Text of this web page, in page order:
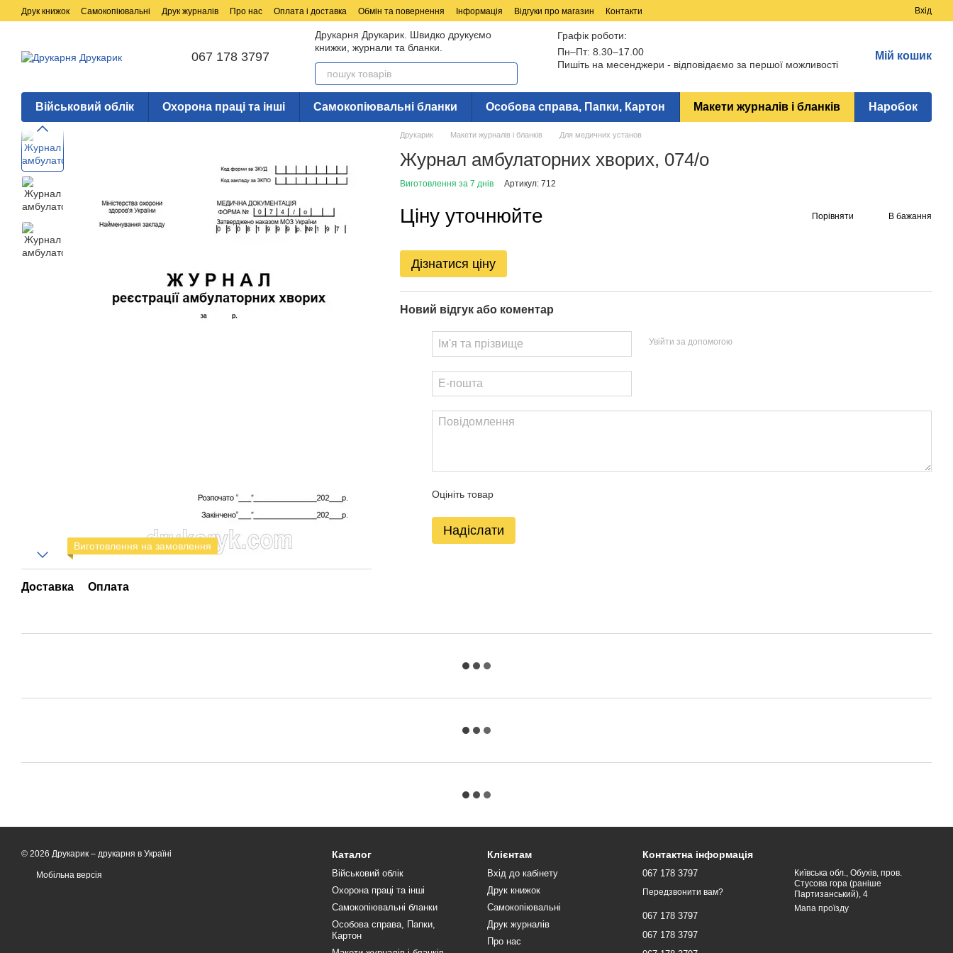
Перейти до основного контенту
Друк книжок Самокопіювальні Друк журналів Про нас Оплата і доставка Обмін та повернення Інформація Відгуки про магазин Контакти Вхід
067 178 3797
Друкарня Друкарик. Швидко друкуємо
книжки, журнали та бланки.
Графік роботи:
Пн–Пт: 8.30–17.00
Пишіть на месенджери - відповідаємо за першої можливості
Мій кошик
Військовий облік Охорона праці та інші Самокопіювальні бланки Особова справа, Папки, Картон Макети журналів і бланків Наробок
Виготовлення на замовлення
Доставка Оплата
Друкарик Макети журналів і бланків Для медичних установ
Журнал амбулаторних хворих, 074/о
Виготовлення за 7 днів Артикул: 712
Ціну уточнюйте Порівняти В бажання
Дізнатися ціну
Новий відгук або коментар
Увійти за допомогою
Оцініть товар
Надіслати
© 2026 Друкарик – друкарня в Україні
Мобільна версія
Каталог
Військовий облік
Охорона праці та інші
Самокопіювальні бланки
Особова справа, Папки,
Картон
Клієнтам
Вхід до кабінету
Друк книжок
Самокопіювальні
Друк журналів
Про нас
Контактна інформація
067 178 3797
Передзвонити вам?
067 178 3797
067 178 3797
Київська обл., Обухів, пров.
Стусова гора (раніше
Партизанський), 4
Мапа проїзду